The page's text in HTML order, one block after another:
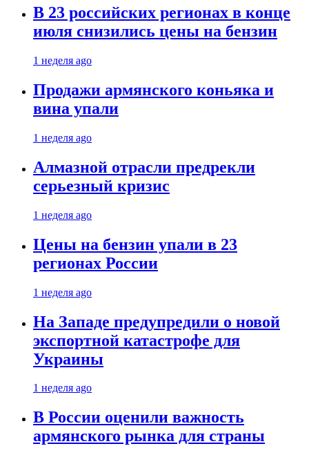
В 23 российских регионах в конце
июля снизились цены на бензин
1 неделя ago
Продажи армянского коньяка и
вина упали
1 неделя ago
Алмазной отрасли предрекли
серьезный кризис
1 неделя ago
Цены на бензин упали в 23
регионах России
1 неделя ago
На Западе предупредили о новой
экспортной катастрофе для
Украины
1 неделя ago
В России оценили важность
армянского рынка для страны